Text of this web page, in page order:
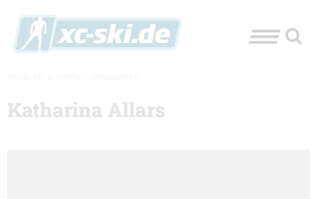
Katharina Allars